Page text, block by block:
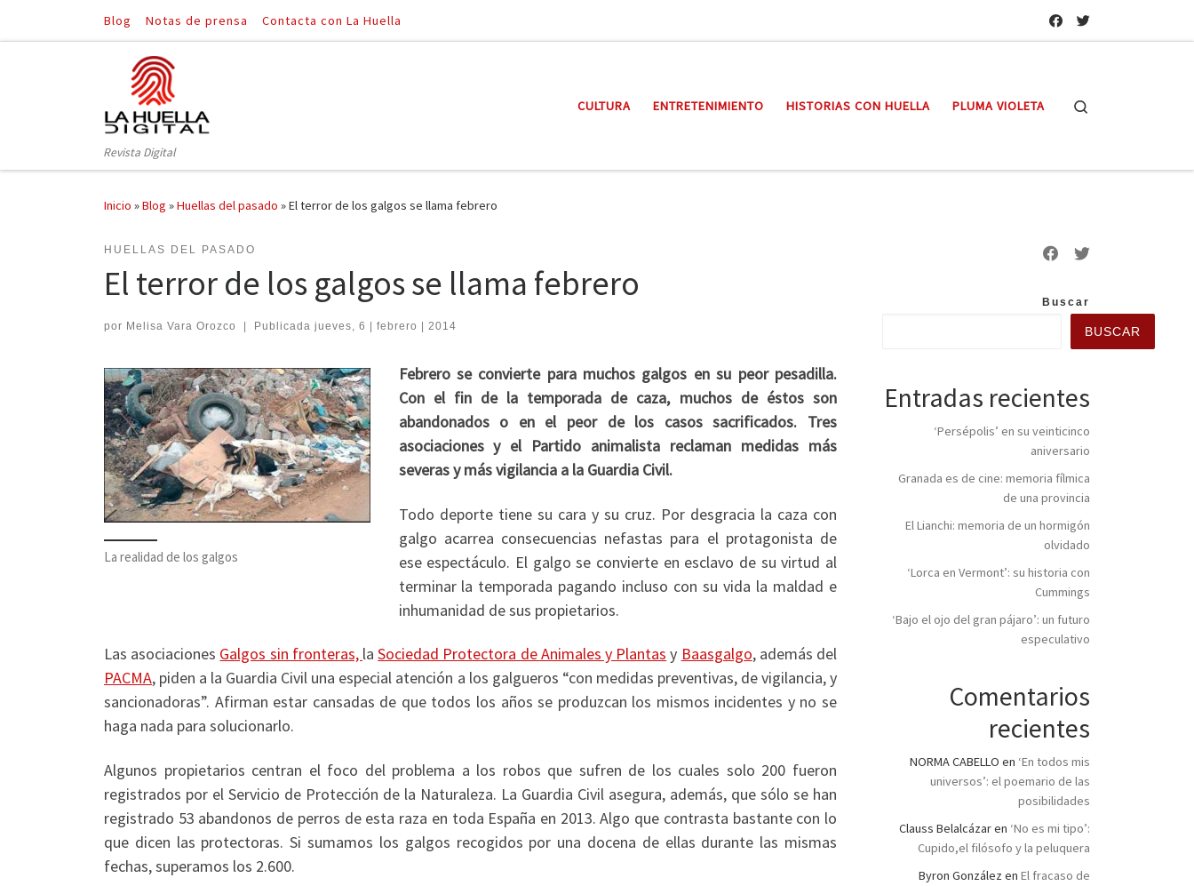
Saltar al contenido
Blog Notas de prensa Contacta con La Huella
Revista Digital
CULTURA ENTRETENIMIENTO HISTORIAS CON HUELLA PLUMA VIOLETA
Inicio »Blog »Huellas del pasado »El terror de los galgos se llama febrero
HUELLAS DEL PASADO
El terror de los galgos se llama febrero
por Melisa Vara Orozco Publicada jueves, 6 | febrero | 2014
La realidad de los galgos
Febrero se convierte para muchos galgos en su peor pesadilla.
Con el fin de la temporada de caza, muchos de éstos son
abandonados o en el peor de los casos sacrificados. Tres
asociaciones y el Partido animalista reclaman medidas más
severas y más vigilancia a la Guardia Civil.
Todo deporte tiene su cara y su cruz. Por desgracia la caza con
galgo acarrea consecuencias nefastas para el protagonista de
ese espectáculo. El galgo se convierte en esclavo de su virtud al
terminar la temporada pagando incluso con su vida la maldad e
inhumanidad de sus propietarios.
Las asociaciones Galgos sin fronteras, laSociedad Protectora de Animales y Plantas y Baasgalgo, además del
PACMA, piden a la Guardia Civil una especial atención a los galgueros “con medidas preventivas, de vigilancia, y
sancionadoras”. Afirman estar cansadas de que todos los años se produzcan los mismos incidentes y no se
haga nada para solucionarlo.
Algunos propietarios centran el foco del problema a los robos que sufren de los cuales solo 200 fueron
registrados por el Servicio de Protección de la Naturaleza. La Guardia Civil asegura, además, que sólo se han
registrado 53 abandonos de perros de esta raza en toda España en 2013. Algo que contrasta bastante con lo
que dicen las protectoras. Si sumamos los galgos recogidos por una docena de ellas durante las mismas
fechas, superamos los 2.600.
Buscar
BUSCAR
Entradas recientes
‘Persépolis’ en su veinticinco
aniversario
Granada es de cine: memoria fílmica
de una provincia
El Lianchi: memoria de un hormigón
olvidado
‘Lorca en Vermont’: su historia con
Cummings
‘Bajo el ojo del gran pájaro’: un futuro
especulativo
Comentarios
recientes
NORMA CABELLO en ‘En todos mis
universos’: el poemario de las
posibilidades
Clauss Belalcázaren ‘No es mi tipo’:
Cupido,el filósofo y la peluquera
Byron González en El fracaso de